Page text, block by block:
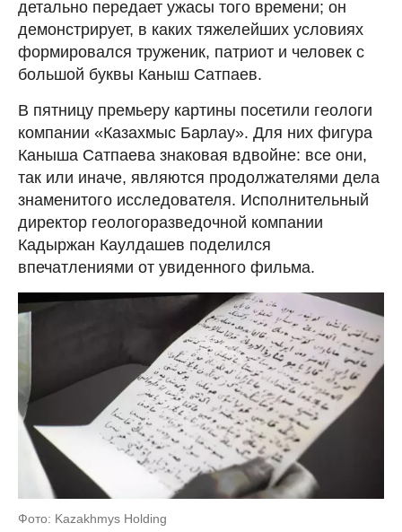
детально передает ужасы того времени; он
демонстрирует, в каких тяжелейших условиях
формировался труженик, патриот и человек с
большой буквы Каныш Сатпаев.
В пятницу премьеру картины посетили геологи
компании «Казахмыс Барлау». Для них фигура
Каныша Сатпаева знаковая вдвойне: все они,
так или иначе, являются продолжателями дела
знаменитого исследователя. Исполнительный
директор геологоразведочной компании
Кадыржан Каулдашев поделился
впечатлениями от увиденного фильма.
Фото: Kazakhmys Holding